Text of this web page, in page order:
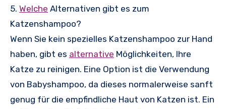
5. Welche Alternativen gibt es zum
Katzenshampoo?
Wenn Sie kein spezielles Katzenshampoo zur Hand
haben, gibt es alternative Möglichkeiten, Ihre
Katze zu reinigen. Eine Option ist die Verwendung
von Babyshampoo, da dieses normalerweise sanft
genug für die empfindliche Haut von Katzen ist. Ein